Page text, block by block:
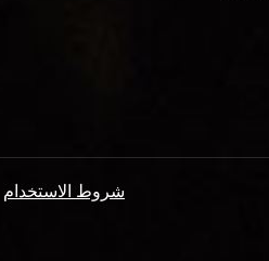
شروط الاستخدام